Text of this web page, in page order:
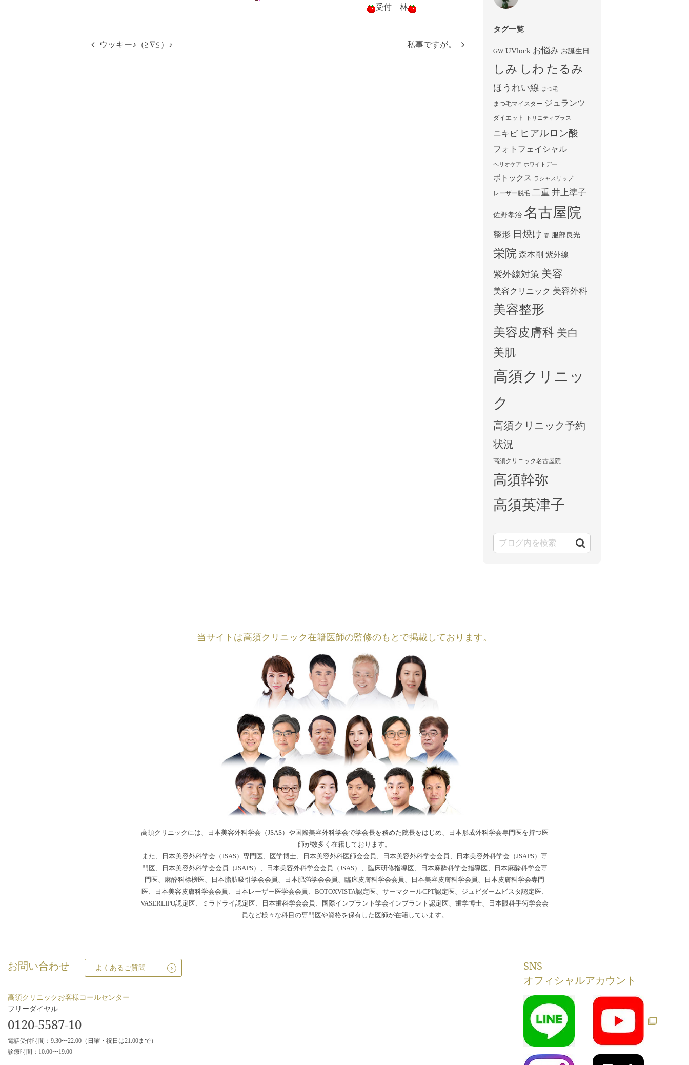
受付 林
ウッキー♪（≧∇≦）♪ 私事ですが。
タグ一覧
GW UVlock お悩み お誕生日
しみ しわ たるみ
ほうれい線 まつ毛
まつ毛マイスター ジュランツ
ダイエット トリニティプラス
ニキビ ヒアルロン酸
フォトフェイシャル
ヘリオケア ホワイトデー
ボトックス ラシャスリップ
レーザー脱毛 二重 井上準子
佐野孝治 名古屋院
整形 日焼け 春 服部良光
栄院 森本剛 紫外線
紫外線対策 美容
美容クリニック 美容外科
美容整形
美容皮膚科 美白
美肌
高須クリニッ
ク
高須クリニック予約
状況
高須クリニック名古屋院
高須幹弥
高須英津子
当サイトは高須クリニック在籍医師の監修のもとで掲載しております。
高須クリニックには、日本美容外科学会（JSAS）や国際美容外科学会で学会長を務めた院長をはじめ、日本形成外科学会専門医を持つ医
師が数多く在籍しております。
また、日本美容外科学会（JSAS）専門医、医学博士、日本美容外科医師会会員、日本美容外科学会会員、日本美容外科学会（JSAPS）専
門医、日本美容外科学会会員（JSAPS）、日本美容外科学会会員（JSAS）、臨床研修指導医、日本麻酔科学会指導医、日本麻酔科学会専
門医、麻酔科標榜医、日本脂肪吸引学会会員、日本肥満学会会員、臨床皮膚科学会会員、日本美容皮膚科学会員、日本皮膚科学会専門
医、日本美容皮膚科学会会員、日本レーザー医学会会員、BOTOXVISTA認定医、サーマクールCPT認定医、ジュビダームビスタ認定医、
VASERLIPO認定医、ミラドライ認定医、日本歯科学会会員、国際インプラント学会インプラント認定医、歯学博士、日本眼科手術学会会
員など様々な科目の専門医や資格を保有した医師が在籍しています。
お問い合わせ よくあるご質問
高須クリニックお客様コールセンター
フリーダイヤル
0120-5587-10
電話受付時間：9:30〜22:00（日曜・祝日は21:00まで）
診療時間：10:00〜19:00
SNS
オフィシャルアカウント